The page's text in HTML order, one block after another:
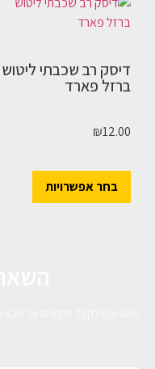
דיסק רב שכבתי ליטוש
ברזל פארד
₪12.00
בחר אפשרויות